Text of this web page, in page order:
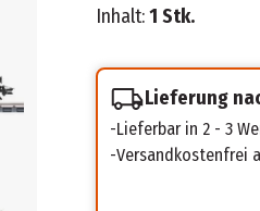
Inhalt:1 Stk.
Lieferung
Lieferbar in 2 - 3
Versandkostenfrei